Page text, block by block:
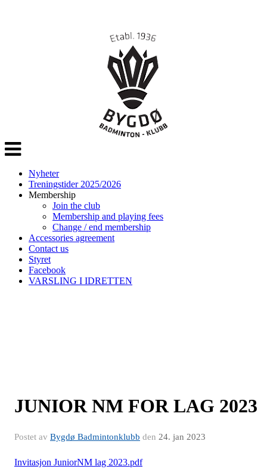
Veksle
navigasjon
Nyheter
Treningstider 2025/2026
Membership
Join the club
Membership and playing fees
Change / end membership
Accessories agreement
Contact us
Styret
Facebook
VARSLING I IDRETTEN
JUNIOR NM FOR LAG 2023
Postet av Bygdø Badmintonklubb den 24. jan 2023
Invitasjon JuniorNM lag 2023.pdf